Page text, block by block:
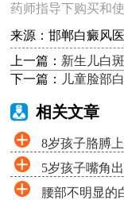
药师指导下购买和
来源：邯郸白癜风
上一篇： 新生儿白
下一篇：
儿童脸部
相关文章
8岁孩子胳膊
5岁孩子嘴角
腰部不明显的